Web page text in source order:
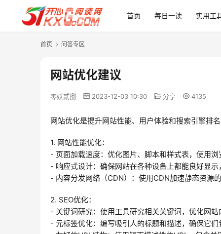
首页 每日一读 实用工
首页 问答专区
网站优化建议
零妖贰捌 2023-12-03 10:30 分享 4135
网站优化是提升网站性能、用户体验和搜索引擎排
1. 网站性能优化：
- 页面加载速度：优化图片、脚本和样式表，使用
- 响应式设计：确保网站在各种设备上都能良好显
- 内容分发网络（CDN）：使用CDN加速静态资源
2. SEO优化：
- 关键词研究：使用工具研究相关关键词，优化网
- 元标签优化：编写吸引人的标题和描述，确保它们